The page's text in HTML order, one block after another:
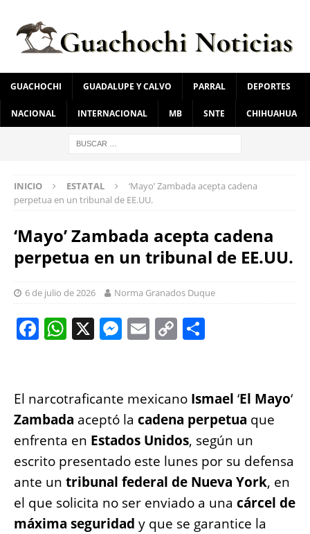
GUACHOCHI GUADALUPE Y CALVO PARRAL DEPORTES
NACIONAL INTERNACIONAL MB SNTE CHIHUAHUA
INICIO ESTATAL
‘Mayo’ Zambada acepta cadena
perpetua en un tribunal de EE.UU.
‘Mayo’ Zambada acepta cadena
perpetua en un tribunal de EE.UU.
6 de julio de 2026 Norma Granados Duque
F
e
b
o
o
k
W
s
A
p
p
X M
e
n
g
er
E
l
C
y
Li
n
k
re
El narcotraficante mexicano Ismael ‘El Mayo‘
Zambada aceptó la cadena perpetua que
enfrenta en Estados Unidos, según un
escrito presentado este lunes por su defensa
ante un tribunal federal de Nueva York, en
el que solicita no ser enviado a una cárcel de
máxima seguridad y que se garantice la